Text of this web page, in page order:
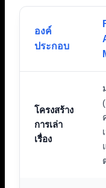
องค์
ประกอบ
โครงสร้าง
การเล่า
เรื่อง